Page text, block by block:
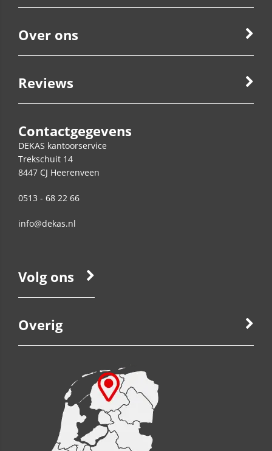
Over ons
Reviews
Contactgegevens
DEKAS kantoorservice
Trekschuit 14
8447 CJ Heerenveen
0513 - 68 22 66
info@dekas.nl
Volg ons
Overig